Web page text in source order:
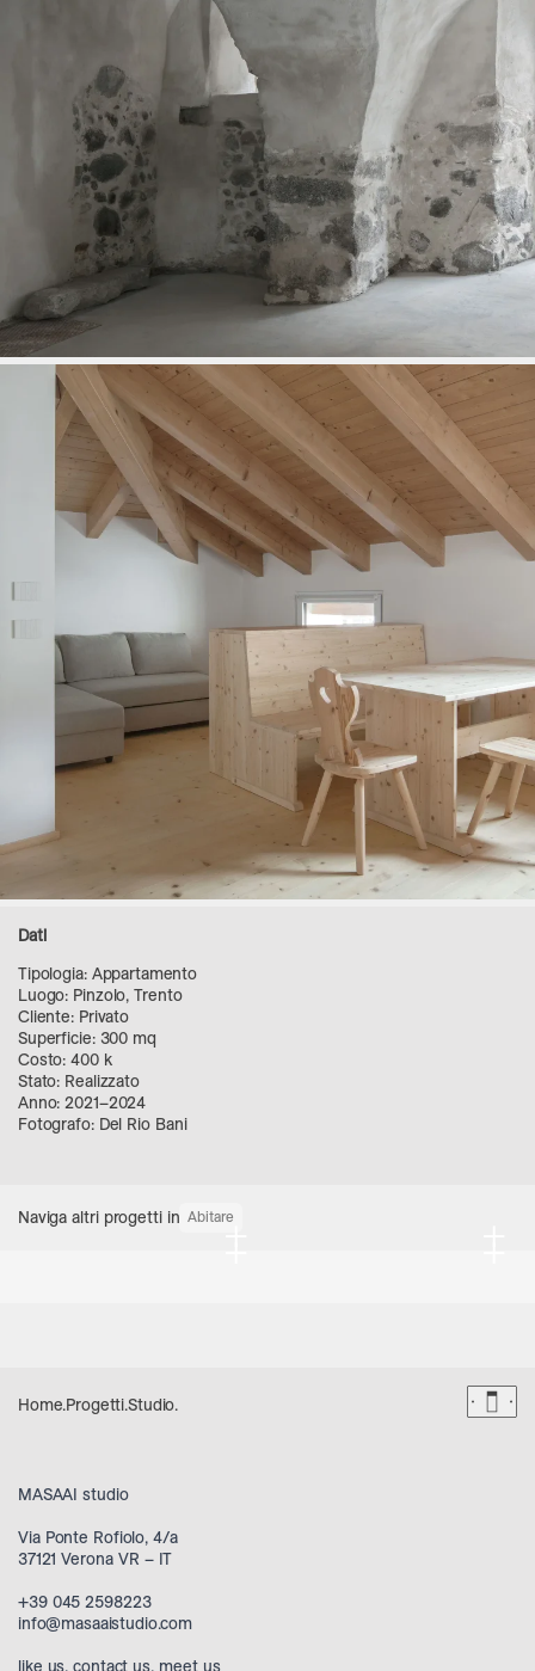
Dati
Tipologia: Appartamento
Luogo: Pinzolo, Trento
Cliente: Privato
Superficie: 300 mq
Costo: 400 k
Stato: Realizzato
Anno: 2021–2024
Fotografo: Del Rio Bani
Naviga altri progetti in Abitare
+
Home.Progetti.Studio. Dark
MASAAI studio
Via Ponte Rofiolo, 4/a
37121 Verona VR – IT
+39 045 2598223
info@masaaistudio.com
like us, contact us, meet us